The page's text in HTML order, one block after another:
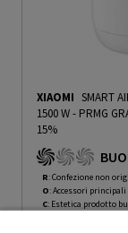
XIAOMI SMART
1500 W - PRMG
15%
R: Confezione non
O: Accessori
C: Estetica prodotto